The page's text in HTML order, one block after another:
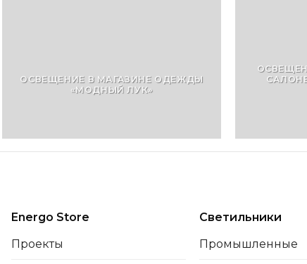
ОСВЕЩЕНИЕ В МАГАЗИНЕ ОДЕЖДЫ
«МОДНЫЙ ЛУК»
САЛОНЕ
Energo Store
Проекты
Светильники
Промышленные